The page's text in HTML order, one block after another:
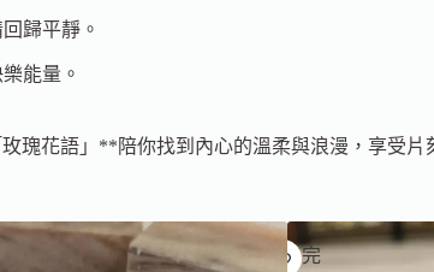
歸平靜。
能量。
瑰花語」**陪你找到內心的溫柔與浪漫，享受片
已售完